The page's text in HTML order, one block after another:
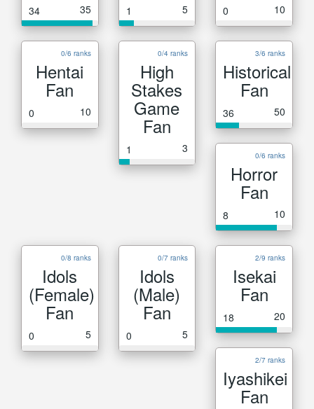
34 35 1 5 0 10
0/6 ranks
Hentai
Fan
0 10
0/4 ranks
High
Stakes
Game
Fan
1 3
3/6 ranks
Historical
Fan
36 50
0/6 ranks
Horror
Fan
8 10
0/8 ranks
Idols
(Female)
Fan
0 5
0/7 ranks
Idols
(Male)
Fan
0 5
2/9 ranks
Isekai
Fan
18 20
2/7 ranks
Iyashikei
Fan